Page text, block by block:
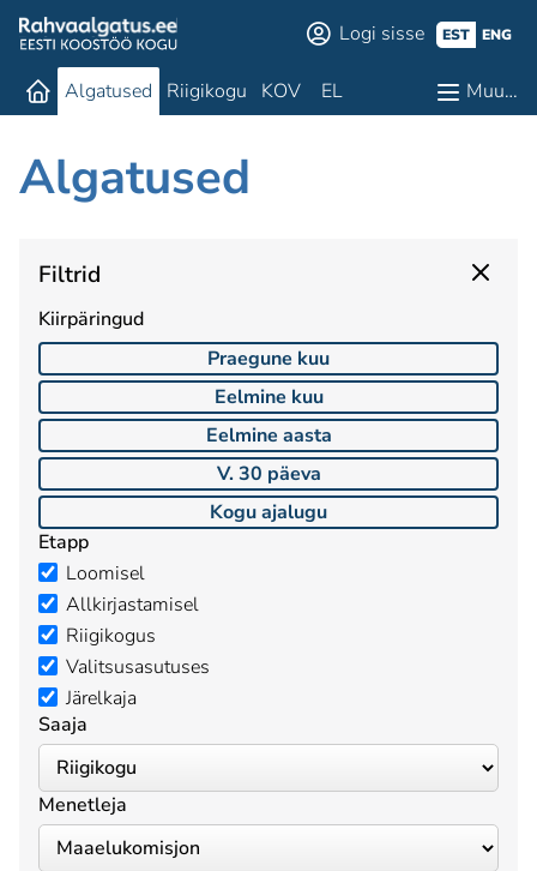
Logi sisse EST ENG
Algatused Riigikogu KOV EL Muu…
Algatused
Filtrid
Kiirpäringud
Praegune kuu
Eelmine kuu
Eelmine aasta
V. 30 päeva
Kogu ajalugu
Etapp
Loomisel
Allkirjastamisel
Riigikogus
Valitsusasutuses
Järelkaja
Saaja
Menetleja